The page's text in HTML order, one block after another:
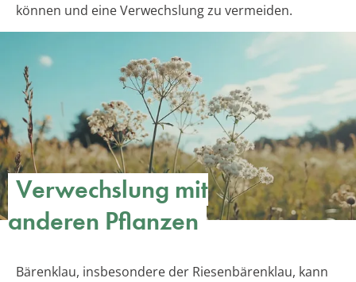
können und eine Verwechslung zu vermeiden.
Verwechslung mit
anderen Pflanzen
Bärenklau, insbesondere der Riesenbärenklau, kann